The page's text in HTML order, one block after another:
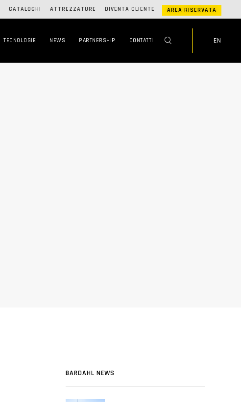
CATALOGHI ATTREZZATURE DIVENTA CLIENTE AREA RISERVATA
TECNOLOGIE NEWS PARTNERSHIP CONTATTI EN
BARDAHL NEWS